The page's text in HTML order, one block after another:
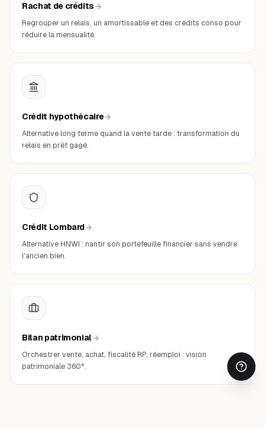
Rachat de crédits
Regrouper un relais, un amortissable et des crédits conso pour
réduire la mensualité.
Crédit hypothécaire
Alternative long terme quand la vente tarde : transformation du
relais en prêt gagé.
Crédit Lombard
Alternative HNWI : nantir son portefeuille financier sans vendre
l'ancien bien.
Bilan patrimonial
Orchestrer vente, achat, fiscalité RP, réemploi : vision
patrimoniale 360°.